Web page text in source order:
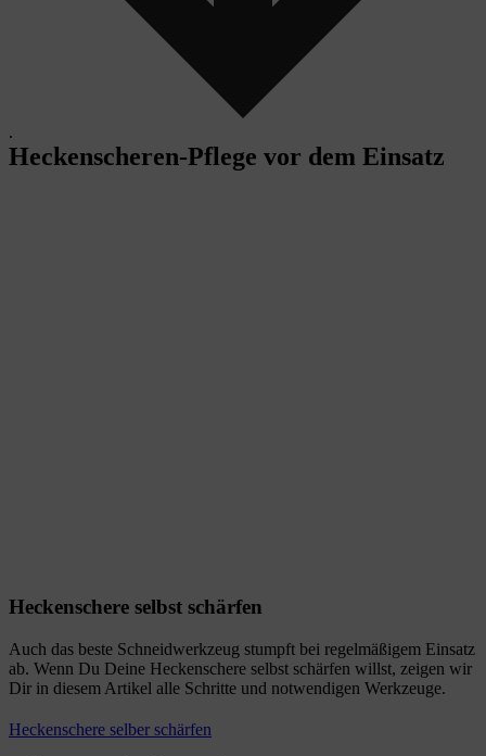
.
Heckenscheren-Pflege vor dem Einsatz
Heckenschere selbst schärfen
Auch das beste Schneidwerkzeug stumpft bei regelmäßigem Einsatz
ab. Wenn Du Deine Heckenschere selbst schärfen willst, zeigen wir
Dir in diesem Artikel alle Schritte und notwendigen Werkzeuge.
Heckenschere selber schärfen